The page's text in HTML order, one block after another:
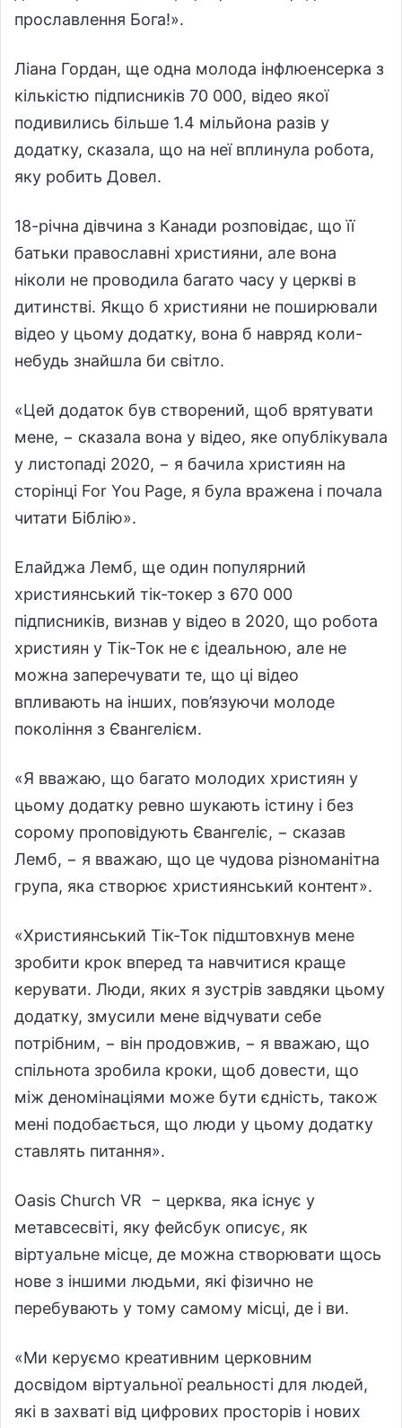
прославлення Бога!».
Ліана Гордан, ще одна молода інфлюенсерка з
кількістю підписників 70 000, відео якої
подивились більше 1.4 мільйона разів у
додатку, сказала, що на неї вплинула робота,
яку робить Довел.
18-річна дівчина з Канади розповідає, що її
батьки православні християни, але вона
ніколи не проводила багато часу у церкві в
дитинстві. Якщо б християни не поширювали
відео у цьому додатку, вона б навряд коли-
небудь знайшла би світло.
«Цей додаток був створений, щоб врятувати
мене, − сказала вона у відео, яке опублікувала
у листопаді 2020, − я бачила християн на
сторінці For You Page, я була вражена і почала
читати Біблію».
Елайджа Лемб, ще один популярний
християнський тік-токер з 670 000
підписників, визнав у відео в 2020, що робота
християн у Тік-Ток не є ідеальною, але не
можна заперечувати те, що ці відео
впливають на інших, пов’язуючи молоде
покоління з Євангелієм.
«Я вважаю, що багато молодих християн у
цьому додатку ревно шукають істину і без
сорому проповідують Євангеліє, − сказав
Лемб, − я вважаю, що це чудова різноманітна
група, яка створює християнський контент».
«Християнський Тік-Ток підштовхнув мене
зробити крок вперед та навчитися краще
керувати. Люди, яких я зустрів завдяки цьому
додатку, змусили мене відчувати себе
потрібним, − він продовжив, − я вважаю, що
спільнота зробила кроки, щоб довести, що
між деномінаціями може бути єдність, також
мені подобається, що люди у цьому додатку
ставлять питання».
Oasis Church VR − церква, яка існує у
метавсесвіті, яку фейсбук описує, як
віртуальне місце, де можна створювати щось
нове з іншими людьми, які фізично не
перебувають у тому самому місці, де і ви.
«Ми керуємо креативним церковним
досвідом віртуальної реальності для людей,
які в захваті від цифрових просторів і нових